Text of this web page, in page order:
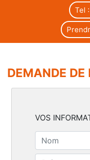
Tel
DEMANDE
VOS